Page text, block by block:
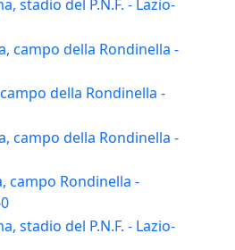
stadio del P.N.F. - Lazio-
campo della Rondinella -
della Rondinella -
campo della Rondinella -
campo Rondinella -
stadio del P.N.F. - Lazio-